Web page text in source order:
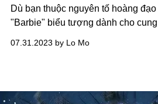
Dù bạn thuộc nguyên tố hoàng
"Barbie" biểu tượng dành cho
07.31.2023 by Lo Mo